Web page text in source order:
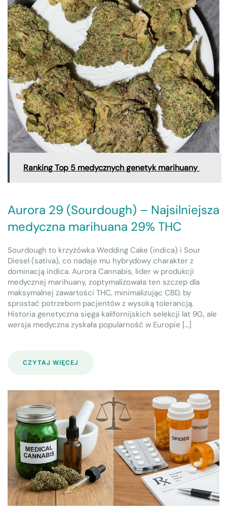
Ranking Top 5 medycznych genetyk marihuany
Aurora 29 (Sourdough) – Najsilniejsza
medyczna marihuana 29% THC
Sourdough to krzyżówka Wedding Cake (indica) i Sour
Diesel (sativa), co nadaje mu hybrydowy charakter z
dominacją indica. Aurora Cannabis, lider w produkcji
medycznej marihuany, zoptymalizowała ten szczep dla
maksymalnej zawartości THC, minimalizując CBD, by
sprostać potrzebom pacjentów z wysoką tolerancją.
Historia genetyczna sięga kalifornijskich selekcji lat 90., ale
wersja medyczna zyskała popularność w Europie […]
CZYTAJ WIĘCEJ